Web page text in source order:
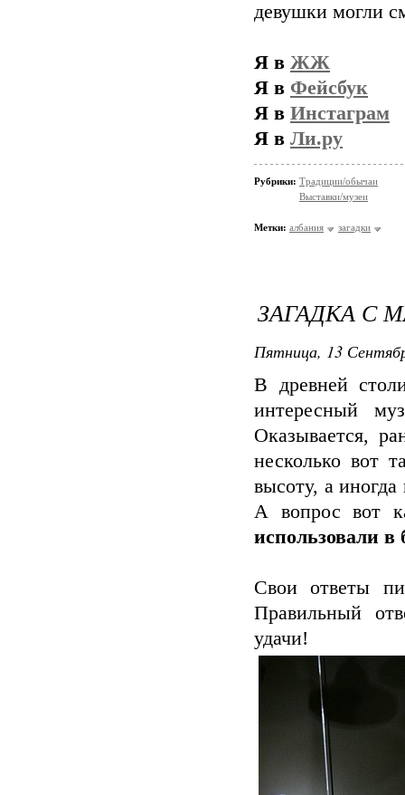
девушки могли
Я в ЖЖ
Я в Фейсбук
Я в Инстаграм
Я в Ли.ру
Рубрики: Традиции/обычаи
Выставки/музеи
Метки: албания загадки
ЗАГАДКА С
Пятница, 13
В древней
интересный
Оказывается,
несколько вот
высоту, а
А вопрос вот
использовали
Свои ответы
Правильный
удачи!